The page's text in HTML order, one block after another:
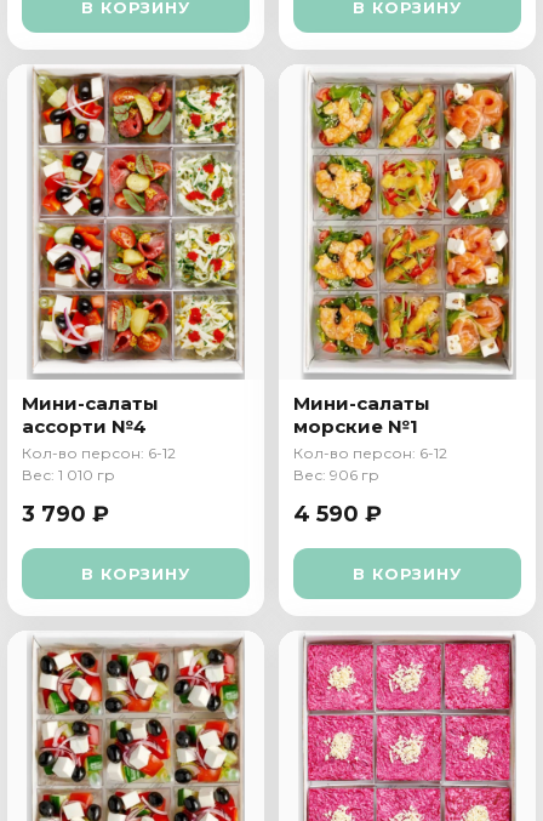
В КОРЗИНУ В КОРЗИНУ
Мини-салаты
ассорти №4
Кол-во персон: 6-12
Вес: 1 010 гр
3 790 ₽
В КОРЗИНУ
Мини-салаты
морские №1
Кол-во персон: 6-12
Вес: 906 гр
4 590 ₽
В КОРЗИНУ